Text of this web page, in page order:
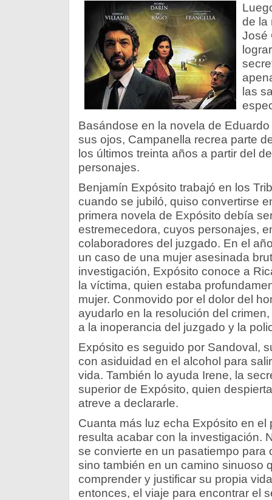
de la
José
las
Basándose en la novela de
sus ojos, Campanella recrea parte
los últimos treinta años a partir del
personajes.
Benjamín Expósito trabajó en los
cuando se jubiló, quiso convertirse
primera novela de Expósito debía
estremecedora, cuyos personajes,
colaboradores del juzgado. En el
un caso de una mujer asesinada
investigación, Expósito conoce a
la víctima, quien estaba
mujer. Conmovido por el dolor del
ayudarlo en la resolución del
a la inoperancia del juzgado y la
Expósito es seguido por Sandoval,
con asiduidad en el alcohol para
vida. También lo ayuda Irene, la
superior de Expósito, quien
atreve a declararle.
Cuanta más luz echa Expósito en el
resulta acabar con la investigación.
se convierte en un pasatiempo para
sino también en un camino sinuoso
comprender y justificar su propia
entonces, el viaje para encontrar el